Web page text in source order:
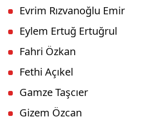
Evrim Rızvanoğlu Emir
Eylem Ertuğ Ertuğrul
Fahri Özkan
Fethi Açıkel
Gamze Taşcıer
Gizem Özcan